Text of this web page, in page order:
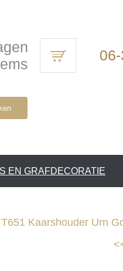
EN GRAFDECORATIE
T651 Kaarshouder Urn